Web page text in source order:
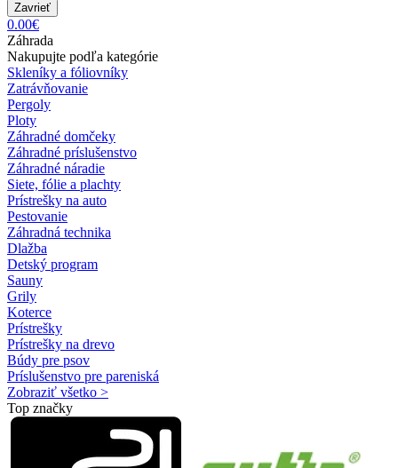
Zavrieť
0.00€
Záhrada
Nakupujte podľa kategórie
Skleníky a fóliovníky
Zatrávňovanie
Pergoly
Ploty
Záhradné domčeky
Záhradné príslušenstvo
Záhradné náradie
Siete, fólie a plachty
Prístrešky na auto
Pestovanie
Záhradná technika
Dlažba
Detský program
Sauny
Grily
Koterce
Prístrešky
Prístrešky na drevo
Búdy pre psov
Príslušenstvo pre pareniská
Zobraziť všetko >
Top značky